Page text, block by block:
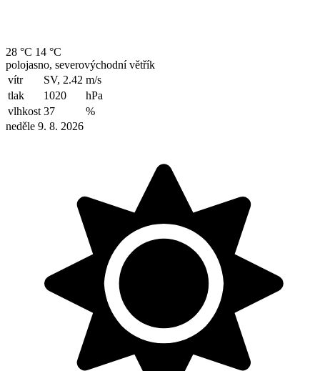
28 °C 14 °C
polojasno, severovýchodní větřík
vítr
SV, 2.42 m/s
tlak
1020
hPa
vlhkost 37
%
neděle 9. 8. 2026